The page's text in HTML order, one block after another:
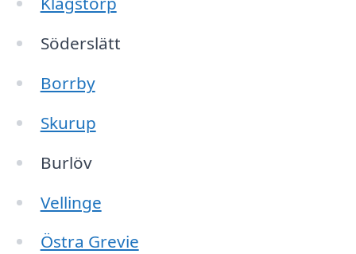
Söderslätt
Borrby
Skurup
Burlöv
Vellinge
Östra Grevie